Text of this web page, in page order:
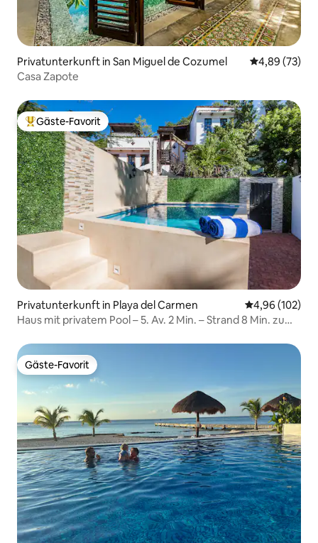
Privatunterkunft in San Miguel de Cozumel
4,89 (73)
Casa Zapote
Beliebter Gäste-Favorit.
Gäste-Favorit
Privatunterkunft in Playa del Carmen
4,96 (102)
Haus mit privatem Pool – 5. Av. 2 Min. – Strand 8 Min. zu
Gäste-Favorit
Gäste-Favorit